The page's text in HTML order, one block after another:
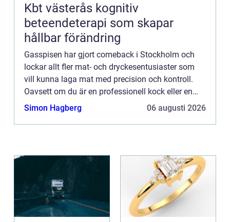
Kbt västerås kognitiv
beteendeterapi som skapar
hållbar förändring
Gasspisen har gjort comeback i Stockholm och
lockar allt fler mat- och dryckesentusiaster som
vill kunna laga mat med precision och kontroll.
Oavsett om du är en professionell kock eller en
passionerad hemmakock, finns det många förde...
Simon Hagberg 06 augusti 2026